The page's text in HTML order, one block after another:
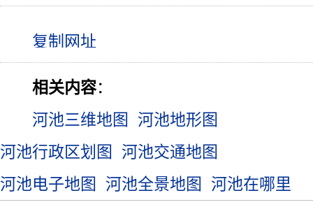
相关内容：
河池三维地图
河池地形图
河池行政区划图
河池交通地图
河池电子地图
河池全景地图 河池在哪里